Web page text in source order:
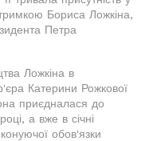
Бориса Ложкіна,
Петра
Ложкіна в
Катерини Рожкової
приєдналася до
а вже в січні
обов'язки